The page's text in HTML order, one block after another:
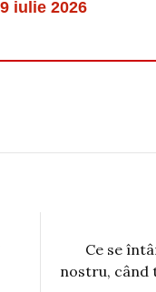
iulie 2026
Ce se
nostru, când